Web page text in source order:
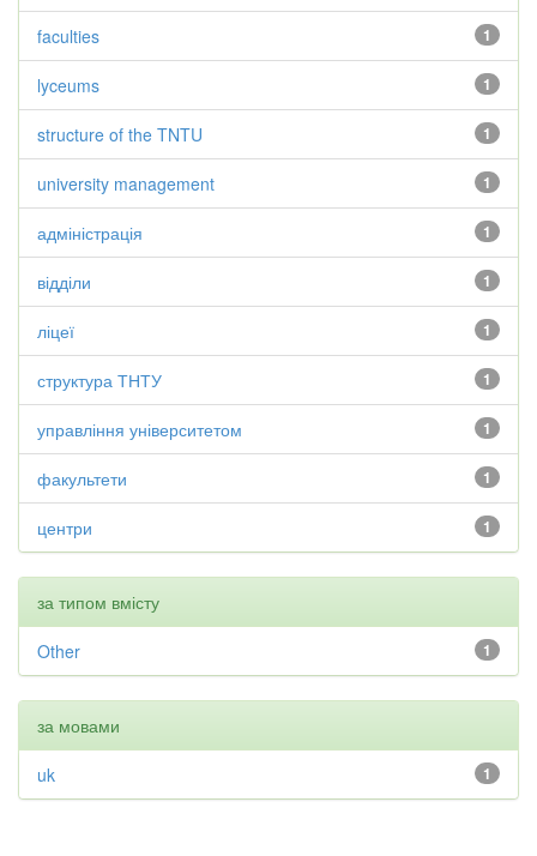
1
faculties
1
lyceums
1
structure of the TNTU
1
university management
1
адміністрація
1
відділи
1
ліцеї
1
структура ТНТУ
1
управління університетом
1
факультети
1
центри
за типом вмісту
1
Other
за мовами
1
uk